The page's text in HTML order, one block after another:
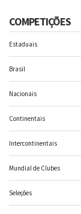
COMPETIÇÕES
Estaduais
Brasil
Nacionais
Continentais
Intercontinentais
Mundial de Clubes
Seleções